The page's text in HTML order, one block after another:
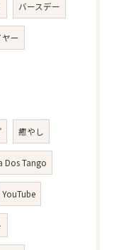
バースデー
ー
癒やし
Dos Tango
YouTube